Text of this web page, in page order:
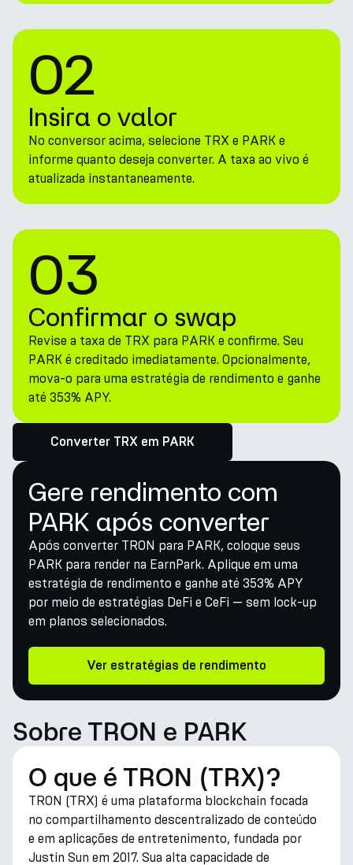
02
Insira o valor
No conversor acima, selecione TRX e PARK e
informe quanto deseja converter. A taxa ao vivo é
atualizada instantaneamente.
03
Confirmar o swap
Revise a taxa de TRX para PARK e confirme. Seu
PARK é creditado imediatamente. Opcionalmente,
mova-o para uma estratégia de rendimento e ganhe
até 353% APY.
Converter TRX em PARK
Gere rendimento com
PARK após converter
Após converter TRON para PARK, coloque seus
PARK para render na EarnPark. Aplique em uma
estratégia de rendimento e ganhe até 353% APY
por meio de estratégias DeFi e CeFi — sem lock-up
em planos selecionados.
Ver estratégias de rendimento
Sobre TRON e PARK
O que é TRON (TRX)?
TRON (TRX) é uma plataforma blockchain focada
no compartilhamento descentralizado de conteúdo
e em aplicações de entretenimento, fundada por
Justin Sun em 2017. Sua alta capacidade de